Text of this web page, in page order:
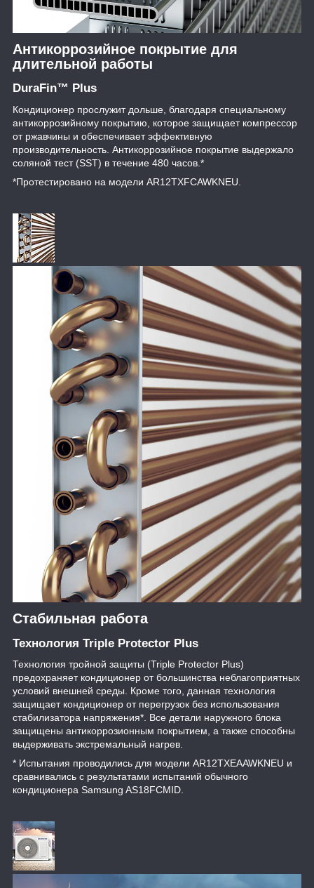
Антикоррозийное покрытие для
длительной работы
DuraFin™ Plus
Кондиционер прослужит дольше, благодаря специальному
антикоррозийному покрытию, которое защищает компрессор
от ржавчины и обеспечивает эффективную
производительность. Антикоррозийное покрытие выдержало
соляной тест (SST) в течение 480 часов.*
*Протестировано на модели AR12TXFCAWKNEU.
Стабильная работа
Технология Triple Protector Plus
Технология тройной защиты (Triple Protector Plus)
предохраняет кондиционер от большинства неблагоприятных
условий внешней среды. Кроме того, данная технология
защищает кондиционер от перегрузок без использования
стабилизатора напряжения*. Все детали наружного блока
защищены антикоррозионным покрытием, а также способны
выдерживать экстремальный нагрев.
* Испытания проводились для модели AR12TXEAAWKNEU и
сравнивались с результатами испытаний обычного
кондиционера Samsung AS18FCMID.